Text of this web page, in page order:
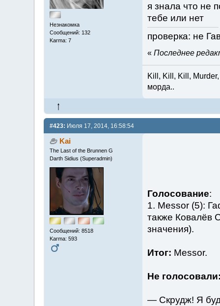
Незнакомка
Сообщений: 132
Karma: 7
я знала что не
тебе или нет
проверка: не
« Последнее
Kill, Kill, Kill,
морда..
#423: Июля 17, 2014, 16:58:54
Kai
The Last of the Brunnen G
Darth Sidius (Superadmin)
Сообщений: 8518
Karma: 593
Голосование:
1. Messor (5):
также Ковалёв
значения).
Итог: Messor.
Не
— Скрудж! Я